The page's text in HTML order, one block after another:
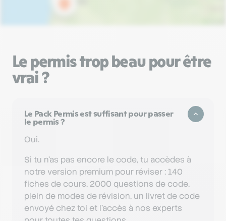
Le permis trop beau pour être
vrai ?
Le Pack Permis est suffisant pour passer
le permis ?
Oui.
Si tu n'as pas encore le code, tu accèdes à
notre version premium pour réviser : 140
fiches de cours, 2000 questions de code,
plein de modes de révision, un livret de code
envoyé chez toi et l'accès à nos experts